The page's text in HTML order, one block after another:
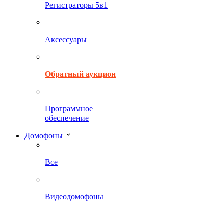
Регистраторы 5в1
Аксессуары
Обратный аукцион
Программное
обеспечение
Домофоны
Все
Видеодомофоны